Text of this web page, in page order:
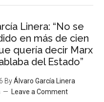
Linera: “No se
en más de cien
quería decir Marx
del Estado”
ByÁlvaro García Linera
Leave a Comment